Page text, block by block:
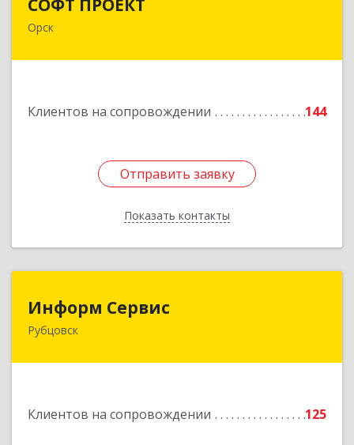
Орск
Клиентов на сопровождении 144
Отправить заявку
Показать контакты
Отправить заявку
Назад
Информ Сервис
Рубцовск
Клиентов на сопровождении 125
658204, Алтайский край, Рубцовск г, Алтайская